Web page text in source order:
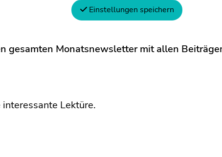
gesamten Monatsnewsletter mit allen
Lektüre.
Einstellungen speichern